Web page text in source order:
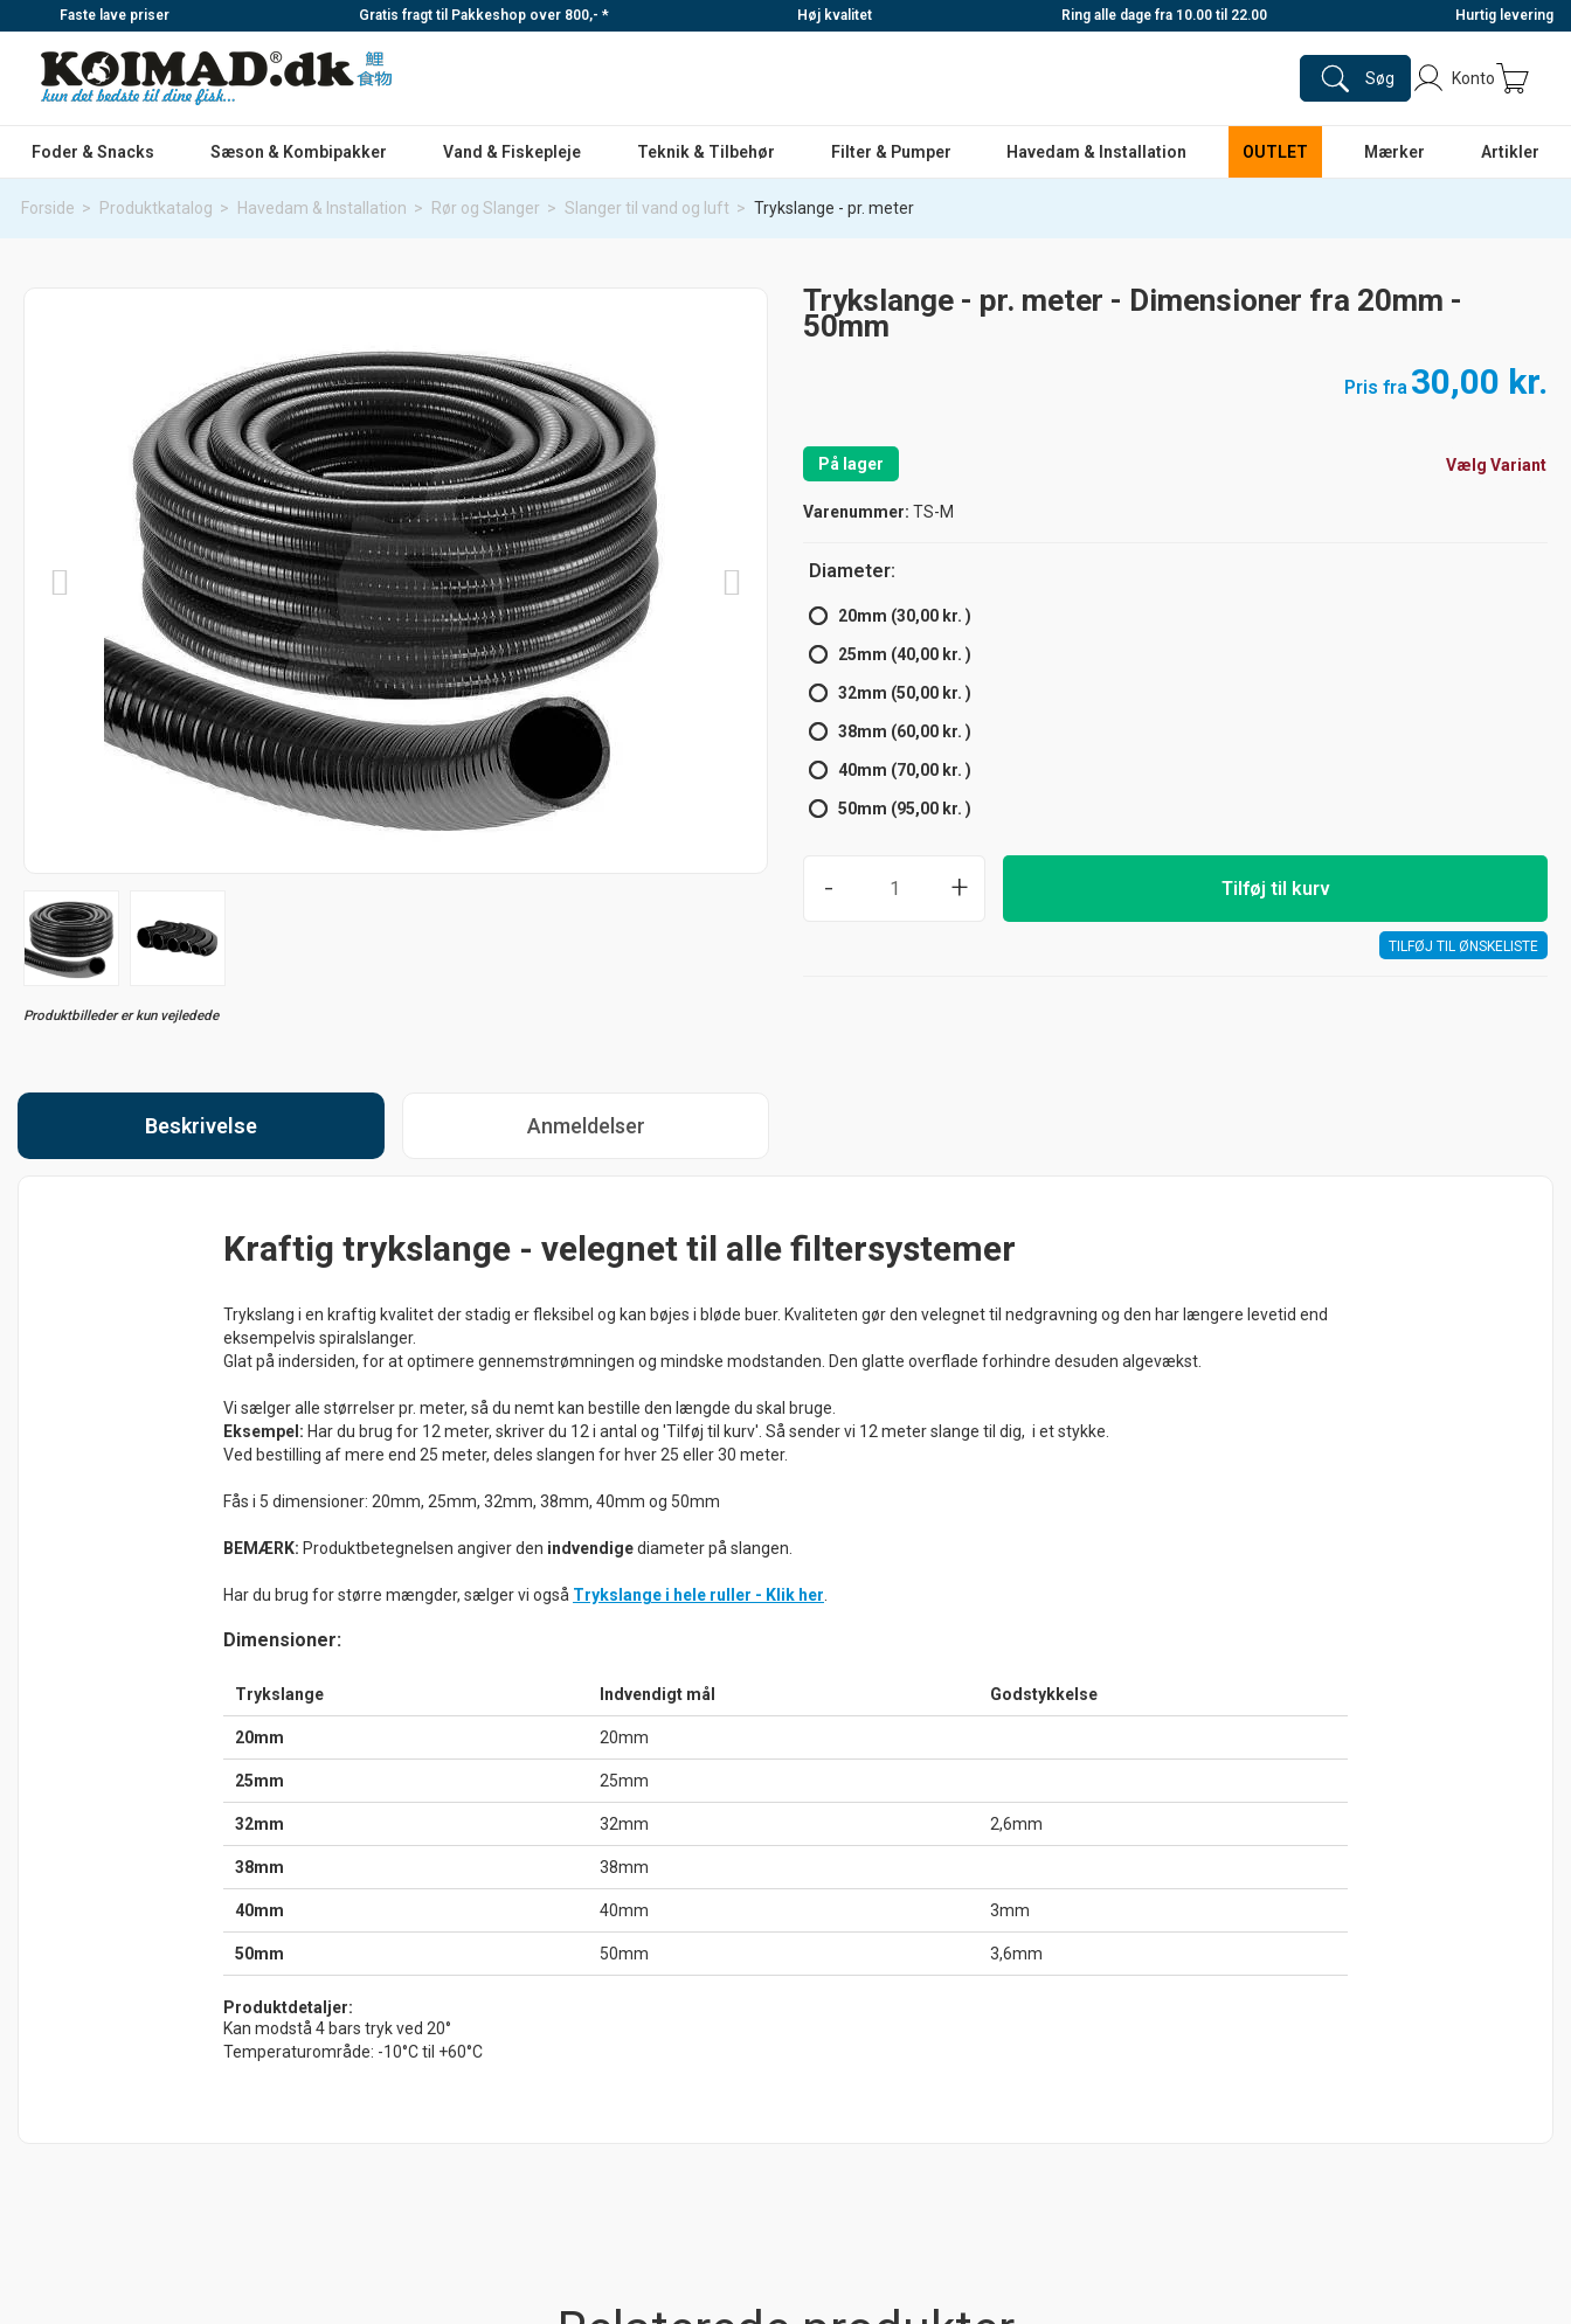
Faste lave priser Gratis fragt til Pakkeshop over 800,- * Høj kvalitet Ring alle dage fra 10.00 til 22.00 Hurtig levering
Søg Konto
Foder & Snacks Sæson & Kombipakker Vand & Fiskepleje Teknik & Tilbehør Filter & Pumper Havedam & Installation OUTLET Mærker Artikler
Forside > Produktkatalog > Havedam & Installation > Rør og Slanger > Slanger til vand og luft > Trykslange - pr. meter
Produktbilleder er kun vejledede
Trykslange - pr. meter - Dimensioner fra 20mm -
50mm
Pris fra 30,00 kr.
Vælg Variant
På lager
Varenummer: TS-M
Diameter:
20mm (30,00 kr. )
25mm (40,00 kr. )
32mm (50,00 kr. )
38mm (60,00 kr. )
40mm (70,00 kr. )
50mm (95,00 kr. )
- + Tilføj til kurv
TILFØJ TIL ØNSKELISTE
Beskrivelse Anmeldelser
Kraftig trykslange - velegnet til alle filtersystemer
Trykslang i en kraftig kvalitet der stadig er fleksibel og kan bøjes i bløde buer. Kvaliteten gør den velegnet til nedgravning og den har længere levetid end
eksempelvis spiralslanger.
Glat på indersiden, for at optimere gennemstrømningen og mindske modstanden. Den glatte overflade forhindre desuden algevækst.
Vi sælger alle størrelser pr. meter, så du nemt kan bestille den længde du skal bruge.
Eksempel: Har du brug for 12 meter, skriver du 12 i antal og 'Tilføj til kurv'. Så sender vi 12 meter slange til dig, i et stykke.
Ved bestilling af mere end 25 meter, deles slangen for hver 25 eller 30 meter.
Fås i 5 dimensioner: 20mm, 25mm, 32mm, 38mm, 40mm og 50mm
BEMÆRK: Produktbetegnelsen angiver den indvendigediameter på slangen.
Har du brug for større mængder, sælger vi også Trykslange i hele ruller - Klik her
Dimensioner:
Trykslange Indvendigt mål Godstykkelse
20mm 20mm
25mm 25mm
32mm 32mm 2,6mm
38mm 38mm
40mm 40mm 3mm
50mm 50mm 3,6mm
Produktdetaljer:
Kan modstå 4 bars tryk ved 20°
Temperaturområde: -10°C til +60°C